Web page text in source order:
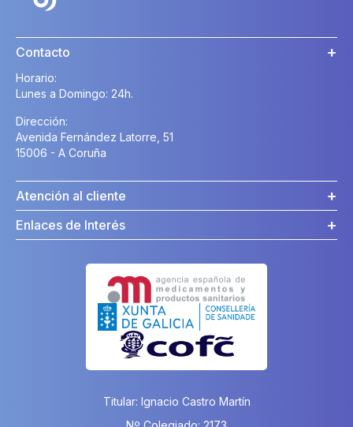
Contacto
Horario:
Lunes a Domingo: 24h.
Dirección:
Avenida Fernández Latorre, 51
15006 - A Coruña
Atención al cliente
Enlaces de Interés
Titular: Ignacio Castro Martín